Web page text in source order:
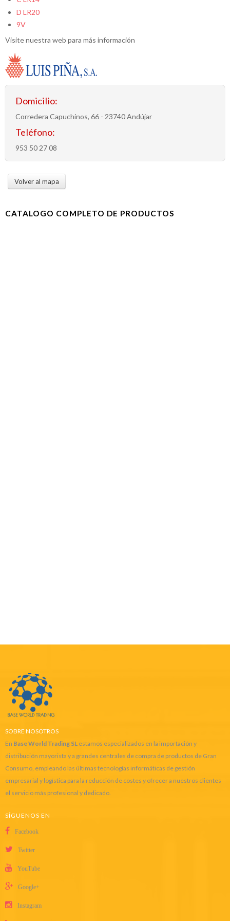
D LR20
9V
Visite nuestra web para más información
Domicilio:
Corredera Capuchinos, 66 - 23740 Andújar
Teléfono:
953 50 27 08
Volver al mapa
CATALOGO COMPLETO DE PRODUCTOS
SOBRE NOSOTROS
En Base World Trading SL estamos especializados en la importación y
distribución mayorista y a grandes centrales de compra de productos de Gran
Consumo, empleando las últimas tecnologías informáticas de gestión
empresarial y logística para la reducción de costes y ofrecer a nuestros clientes
el servicio más profesional y dedicado.
SÍGUENOS EN
Facebook
Twitter
YouTube
Google+
Instagram